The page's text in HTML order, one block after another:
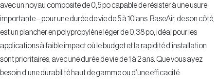
avec un noyau composite de 0,5 po capable de résister à une usure
importante – pour une durée de vie de 5 à 10 ans. BaseAir, de son côté,
est un plancher en polypropylène léger de 0,38 po, idéal pour les
applications à faible impact où le budget et la rapidité d’installation
sont prioritaires, avec une durée de vie de 1 à 2 ans. Que vous ayez
besoin d’une durabilité haut de gamme ou d’une efficacité